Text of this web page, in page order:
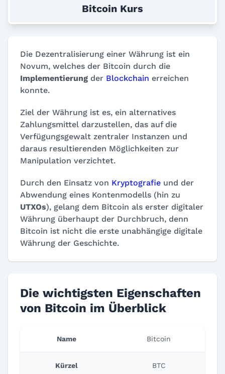
Bitcoin Kurs
Die Dezentralisierung einer Währung ist ein
Novum, welches der Bitcoin durch die
Implementierung der Blockchain erreichen
konnte.
Ziel der Währung ist es, ein alternatives
Zahlungsmittel darzustellen, das auf die
Verfügungsgewalt zentraler Instanzen und
daraus resultierenden Möglichkeiten zur
Manipulation verzichtet.
Durch den Einsatz von Kryptografie und der
Abwendung eines Kontenmodells (hin zu
UTXOs), gelang dem Bitcoin als erster digitaler
Währung überhaupt der Durchbruch, denn
Bitcoin ist nicht die erste unabhängige digitale
Währung der Geschichte.
Die wichtigsten Eigenschaften
von Bitcoin im Überblick
Name Bitcoin
Kürzel BTC